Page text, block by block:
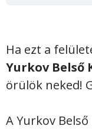
Ha ezt a
Yurkov Belső
örülök neked!
A Yurkov